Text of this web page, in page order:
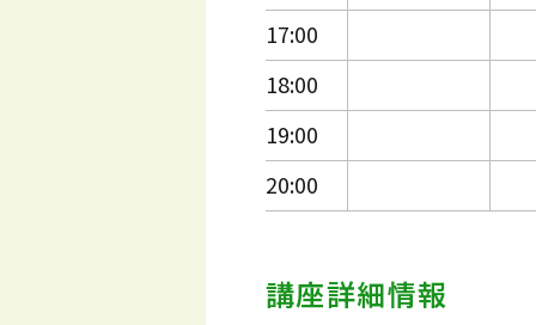
17:00
18:00
19:00
20:00
講座詳細情報